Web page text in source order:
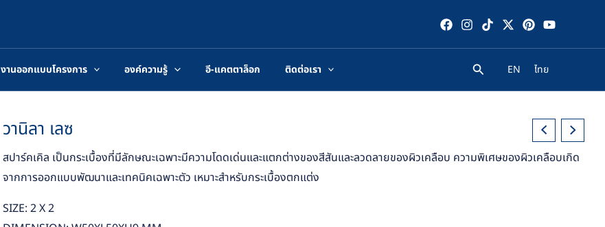
งานออกแบบโครงการ องค์ความรู้ อี-แคตตาล็อก ติดต่อเรา EN ไทย
วานิลา เลซ
สปาร์คเคิล เป็นกระเบื้องที่มีลักษณะเฉพาะมีความโดดเด่นและแตกต่างของสีสันและลวดลายของผิวเคลือบ ความพิเศษของผิวเคลือบเกิด
จากการออกแบบพัฒนาและเทคนิคเฉพาะตัว เหมาะสำหรับกระเบื้องตกแต่ง
SIZE: 2 X 2